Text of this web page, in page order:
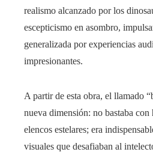
realismo alcanzado por los
escepticismo en asombro,
generalizada por experiencias
impresionantes.
A partir de esta obra, el llamado
nueva dimensión: no bastaba con
elencos estelares; era
visuales que desafiaban al